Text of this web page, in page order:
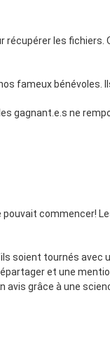
les fichiers.
fameux
gagnant.e.s ne
commencer!
soient tournés avec
et une
grâce à une